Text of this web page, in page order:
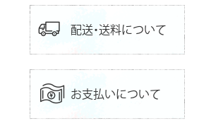
配送・送料について
お支払いについて